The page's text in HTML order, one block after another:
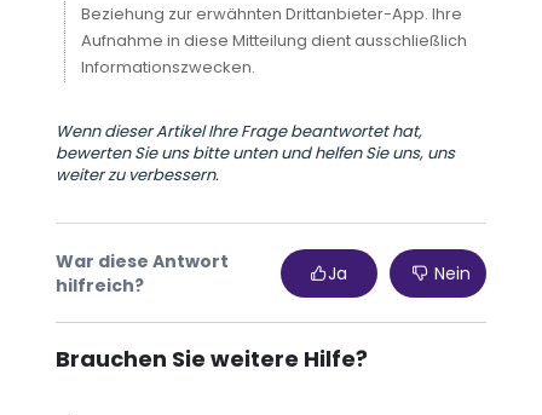
Beziehung zur erwähnten Drittanbieter-App. Ihre
Aufnahme in diese Mitteilung dient ausschließlich
Informationszwecken.
Wenn dieser Artikel Ihre Frage beantwortet hat,
bewerten Sie uns bitte unten und helfen Sie uns, uns
weiter zu verbessern.
War diese Antwort
hilfreich?
Ja Nein
Brauchen Sie weitere Hilfe?